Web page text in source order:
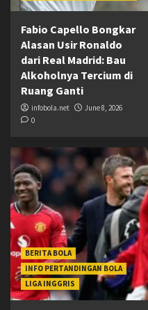
Fabio Capello Bongkar
Alasan Usir Ronaldo
dari Real Madrid: Bau
Alkoholnya Tercium di
Ruang Ganti
infobola.net
June 8, 2026
0
BERITA BOLA
INFO PERTANDINGAN BOLA
LIGA INGGRIS